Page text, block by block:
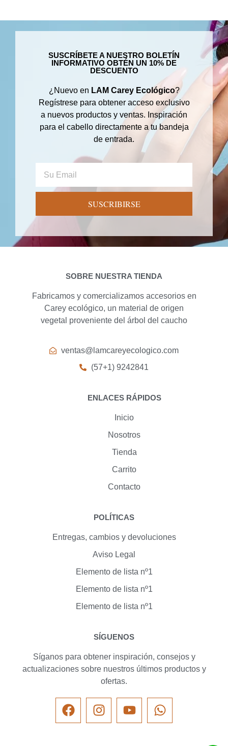
SUSCRÍBETE A NUESTRO BOLETÍN
INFORMATIVO OBTÉN UN 10% DE
DESCUENTO
¿Nuevo en LAM Carey Ecológico?
Regístrese para obtener acceso exclusivo
a nuevos productos y ventas. Inspiración
para el cabello directamente a tu bandeja
de entrada.
SUSCRIBIRSE
SOBRE NUESTRA TIENDA
Fabricamos y comercializamos accesorios en
Carey ecológico, un material de origen
vegetal proveniente del árbol del caucho
ventas@lamcareyecologico.com
(57+1) 9242841
ENLACES RÁPIDOS
Inicio
Nosotros
Tienda
Carrito
Contacto
POLÍTICAS
Entregas, cambios y devoluciones
Aviso Legal
Elemento de lista nº1
Elemento de lista nº1
Elemento de lista nº1
SÍGUENOS
Síganos para obtener inspiración, consejos y
actualizaciones sobre nuestros últimos productos y
ofertas.